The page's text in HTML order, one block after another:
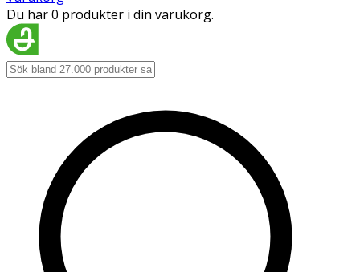
Du har 0 produkter i din varukorg.